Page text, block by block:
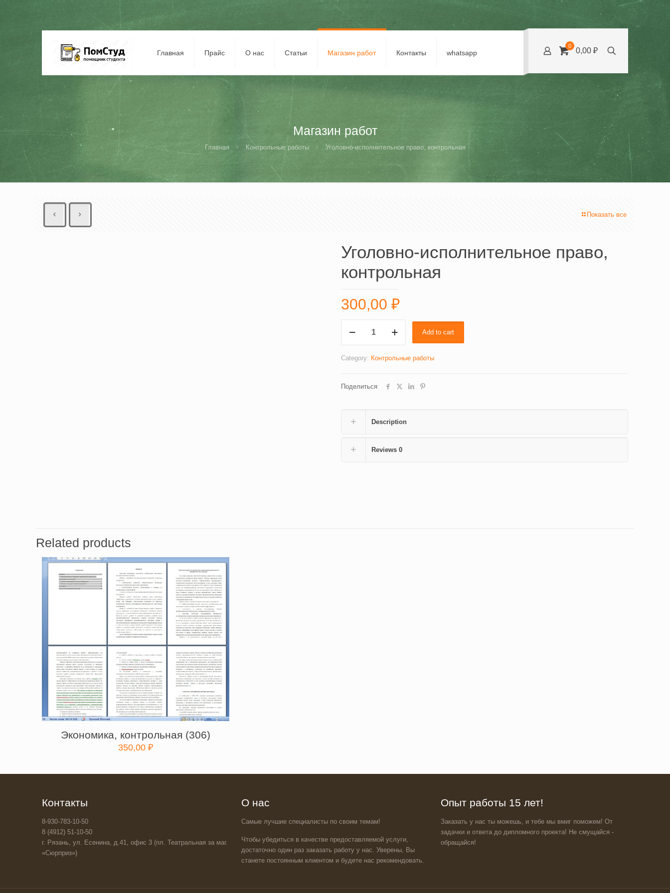
Главная Прайс О нас Статьи Магазин работ Контакты whatsapp
0
0,00 ₽
Магазин работ
Главная Контрольные работы Уголовно-исполнительное право, контрольная
Показать все
Уголовно-исполнительное право,
контрольная
300,00 ₽
исполнительное
контрольная
Add to cart
Category: Контрольные работы
Поделиться
Description
Reviews 0
Related products
Экономика, контрольная (306)
350,00 ₽
Контакты
8-930-783-10-50
8 (4912) 51-10-50
г. Рязань, ул. Есенина, д.41, офис 3 (пл. Театральная за маг.
«Сюрприз»)
О нас
Самые лучшие специалисты по своим темам!
Чтобы убедиться в качестве предоставляемой услуги,
достаточно один раз заказать работу у нас. Уверены, Вы
станете постоянным клиентом и будете нас рекомендовать.
Опыт работы 15 лет!
Заказать у нас ты можешь, и тебе мы вмиг поможем! От
задачки и ответа до дипломного проекта! Не смущайся -
обращайся!